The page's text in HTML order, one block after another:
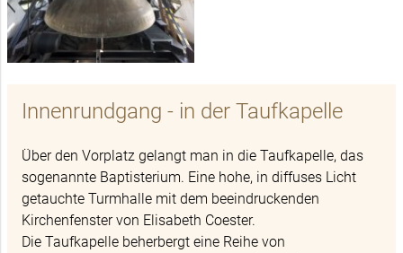
Innenrundgang - in der Taufkapelle
Über den Vorplatz gelangt man in die Taufkapelle, das
sogenannte Baptisterium. Eine hohe, in diffuses Licht
getauchte Turmhalle mit dem beeindruckenden
Kirchenfenster von Elisabeth Coester.
Die Taufkapelle beherbergt eine Reihe von